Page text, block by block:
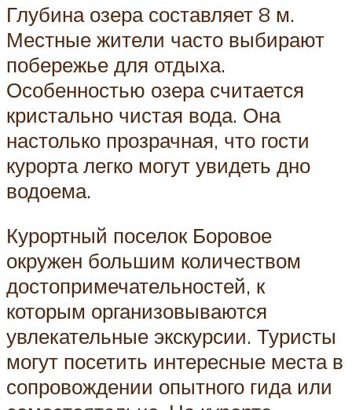
Глубина озера составляет 8 м.
Местные жители часто выбирают
побережье для отдыха.
Особенностью озера считается
кристально чистая вода. Она
настолько прозрачная, что гости
курорта легко могут увидеть дно
водоема.
Курортный поселок Боровое
окружен большим количеством
достопримечательностей, к
которым организовываются
увлекательные экскурсии. Туристы
могут посетить интересные места в
сопровождении опытного гида или